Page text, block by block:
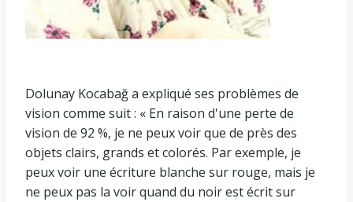
Dolunay Kocabağ a expliqué ses problèmes de
vision comme suit : « En raison d'une perte de
vision de 92 %, je ne peux voir que de près des
objets clairs, grands et colorés. Par exemple, je
peux voir une écriture blanche sur rouge, mais je
ne peux pas la voir quand du noir est écrit sur